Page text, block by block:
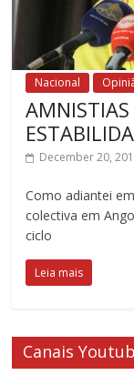
Nacional
December 20,
Como adiantei
colectiva em
ciclo
Leia mais
Canais